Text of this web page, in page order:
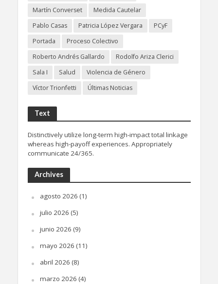
Martín Converset
Medida Cautelar
Pablo Casas
Patricia López Vergara
PCyF
Portada
Proceso Colectivo
Roberto Andrés Gallardo
Rodolfo Ariza Clerici
Sala I
Salud
Violencia de Género
Víctor Trionfetti
Últimas Noticias
Text
Distinctively utilize long-term high-impact total linkage
whereas high-payoff experiences. Appropriately
communicate 24/365.
Archives
agosto 2026 (1)
julio 2026 (5)
junio 2026 (9)
mayo 2026 (11)
abril 2026 (8)
marzo 2026 (4)